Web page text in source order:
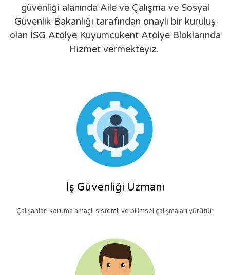
güvenliği alanında Aile ve Çalışma ve Sosyal
Güvenlik Bakanlığı tarafından onaylı bir kuruluş
olan İSG Atölye Kuyumcukent Atölye Bloklarında
Hizmet vermekteyiz.
İş Güvenliği Uzmanı
Çalışanları koruma amaçlı sistemli ve bilimsel çalışmaları yürütür.